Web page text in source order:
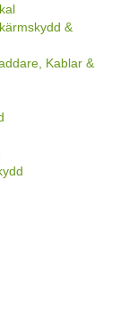
&
Kablar &